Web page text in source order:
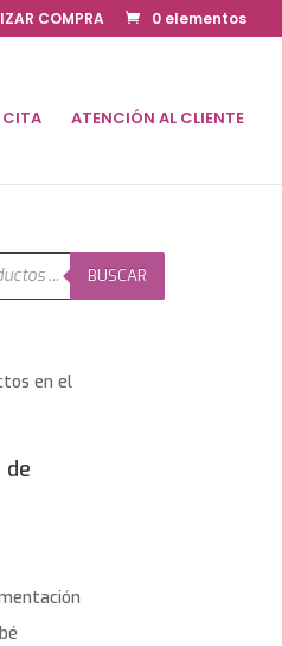
COMPRA 0 elementos
CITA ATENCIÓN AL CLIENTE
BUSCAR
en el
de